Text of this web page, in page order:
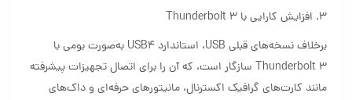
3. افزایش کارایی با Thunderbolt 3
برخلاف نسخه‌های قبلی USB، استاندارد USB4 به‌صورت بومی با
Thunderbolt 3 سازگار است، که آن را برای اتصال تجهیزات پیشرفته
مانند کارت‌های گرافیک اکسترنال، مانیتورهای حرفه‌ای و داک‌های